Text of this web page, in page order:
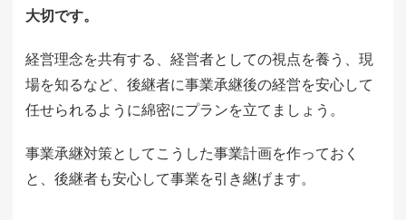
大切です。
経営理念を共有する、経営者としての視点を養う、現
場を知るなど、後継者に事業承継後の経営を安心して
任せられるように綿密にプランを立てましょう。
事業承継対策としてこうした事業計画を作っておく
と、後継者も安心して事業を引き継げます。